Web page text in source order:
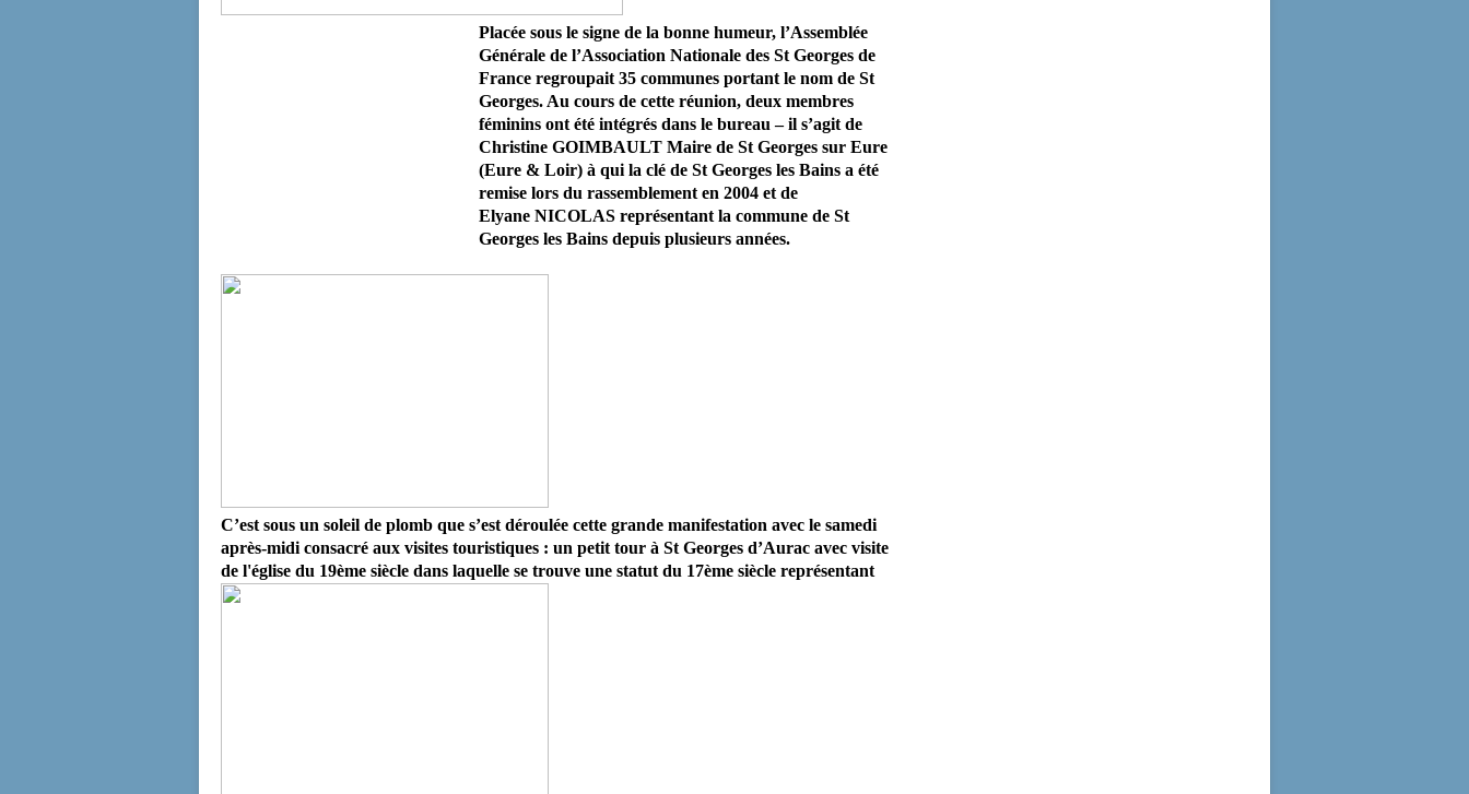
Placée sous le signe de la bonne humeur, l’Assemblée
Générale de l’Association Nationale des St Georges de
France regroupait 35 communes portant le nom de St
Georges. Au cours de cette réunion, deux membres
féminins ont été intégrés dans le bureau – il s’agit de
Christine GOIMBAULT Maire de St Georges sur Eure
(Eure & Loir) à qui la clé de St Georges les Bains a été
remise lors du rassemblement en 2004 et de
Elyane NICOLAS représentant la commune de St
Georges les Bains depuis plusieurs années.
C’est sous un soleil de plomb que s’est déroulée cette grande manifestation avec le samedi
après-midi consacré aux visites touristiques : un petit tour à St Georges d’Aurac avec visite
de l'église du 19ème siècle dans laquelle se trouve une statut du 17ème siècle représentant